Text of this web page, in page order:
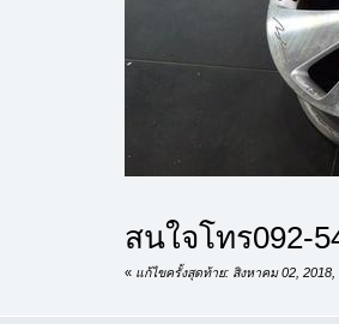
สนใจโทร092-
« แก้ไขครั้งสุดท้าย: สิงหาคม 02,